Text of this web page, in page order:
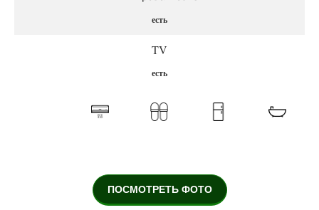
есть
TV
есть
ПОСМОТРЕТЬ ФОТО